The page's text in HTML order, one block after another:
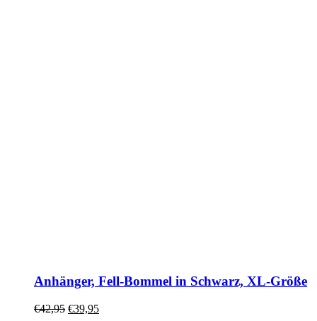
Anhänger, Fell-Bommel in Schwarz, XL-Größe
€42,95 €39,95